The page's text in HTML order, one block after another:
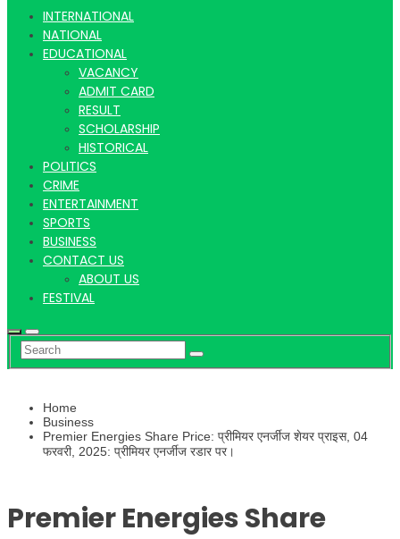
Latest
Hindi
News
INTERNATIONAL
NATIONAL
EDUCATIONAL
VACANCY
ADMIT CARD
RESULT
SCHOLARSHIP
HISTORICAL
POLITICS
CRIME
ENTERTAINMENT
SPORTS
BUSINESS
CONTACT US
ABOUT US
FESTIVAL
Home
Business
Premier Energies Share Price: प्रीमियर एनर्जीज शेयर प्राइस, 04
फरवरी, 2025: प्रीमियर एनर्जीज रडार पर।
Premier Energies Share